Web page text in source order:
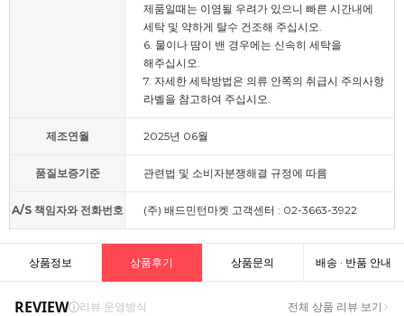
제품일때는 이염될 우려가 있으니 빠른 시간내에
세탁 및 약하게 탈수 건조해 주십시오.
6. 물이나 땀이 밴 경우에는 신속히 세탁을
해주십시오.
7. 자세한 세탁방법은 의류 안쪽의 취급시 주의사항
라벨을 참고하여 주십시오.
제조연월 2025년 06월
품질보증기준 관련법 및 소비자분쟁해결 규정에 따름
A/S 책임자와 전화번호 (주) 배드민턴마켓 고객센터 : 02-3663-3922
상품정보 상품후기 상품문의 배송 · 반품 안내